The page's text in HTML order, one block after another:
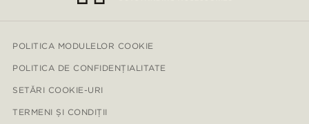
POLITICA MODULELOR COOKIE
POLITICA DE CONFIDENȚIALITATE
SETĂRI COOKIE-URI
TERMENI ȘI CONDIȚII